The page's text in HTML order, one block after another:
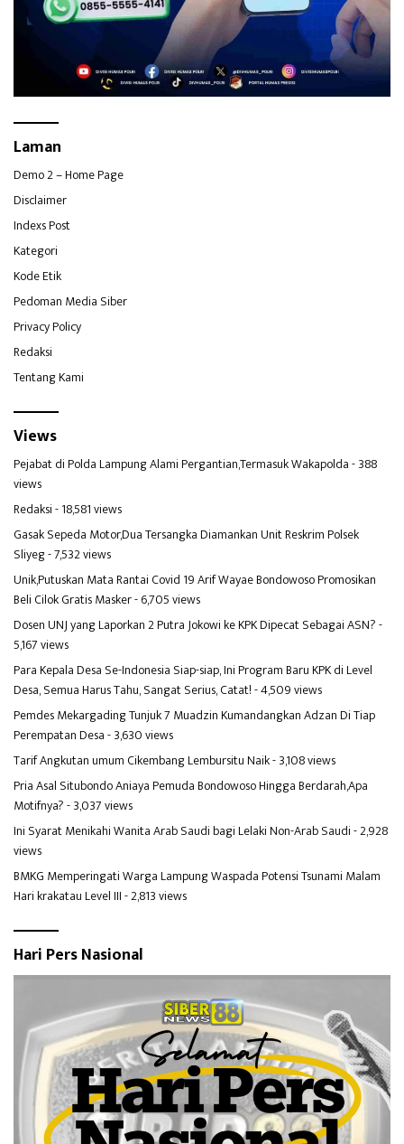
Laman
Demo 2 – Home Page
Disclaimer
Indexs Post
Kategori
Kode Etik
Pedoman Media Siber
Privacy Policy
Redaksi
Tentang Kami
Views
Pejabat di Polda Lampung Alami Pergantian,Termasuk Wakapolda- 388
views
Redaksi- 18,581 views
Gasak Sepeda Motor,Dua Tersangka Diamankan Unit Reskrim Polsek
Sliyeg- 7,532 views
Unik,Putuskan Mata Rantai Covid 19 Arif Wayae Bondowoso Promosikan
Beli Cilok Gratis Masker- 6,705 views
Dosen UNJ yang Laporkan 2 Putra Jokowi ke KPK Dipecat Sebagai ASN?-
5,167 views
Para Kepala Desa Se-Indonesia Siap-siap, Ini Program Baru KPK di Level
Desa, Semua Harus Tahu, Sangat Serius, Catat!- 4,509 views
Pemdes Mekargading Tunjuk 7 Muadzin Kumandangkan Adzan Di Tiap
Perempatan Desa- 3,630 views
Tarif Angkutan umum Cikembang Lembursitu Naik- 3,108 views
Pria Asal Situbondo Aniaya Pemuda Bondowoso Hingga Berdarah,Apa
Motifnya?- 3,037 views
Ini Syarat Menikahi Wanita Arab Saudi bagi Lelaki Non-Arab Saudi- 2,928
views
BMKG Memperingati Warga Lampung Waspada Potensi Tsunami Malam
Hari krakatau Level III- 2,813 views
Hari Pers Nasional